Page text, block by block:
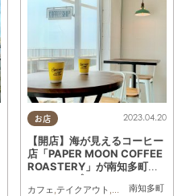
お店
南知多町
2023.04.20
【開店】海が見えるコーヒー
店「PAPER MOON COFFEE
ROASTERY」が南知多町に
4/22オープン！
カフェ テイクアウト 開店,コーヒー